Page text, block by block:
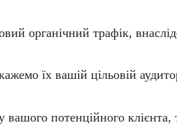
органічний трафік,
їх вашій цільовій
вашого потенційного